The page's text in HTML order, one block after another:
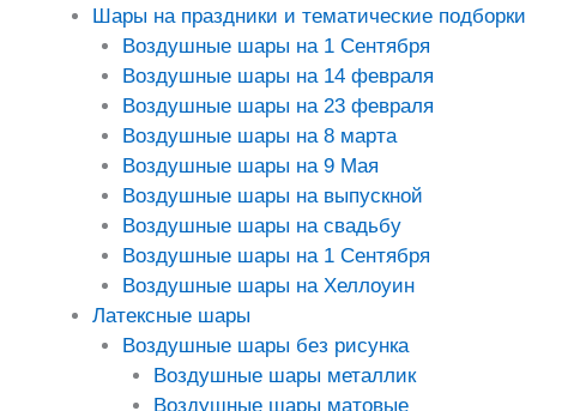
Шары на праздники и тематические подборки
Воздушные шары на 1 Сентября
Воздушные шары на 14 февраля
Воздушные шары на 23 февраля
Воздушные шары на 8 марта
Воздушные шары на 9 Мая
Воздушные шары на выпускной
Воздушные шары на свадьбу
Воздушные шары на 1 Сентября
Воздушные шары на Хеллоуин
Латексные шары
Воздушные шары без рисунка
Воздушные шары металлик
Воздушные шары матовые